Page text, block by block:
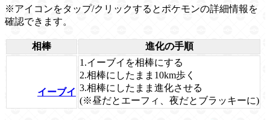
※アイコンをタップ/クリックするとポケモンの詳細情報を
確認できます。
相棒 進化の手順
イーブイ
1.イーブイを相棒にする
2.相棒にしたまま10km歩く
3.相棒にしたまま進化させる
(※昼だとエーフィ、夜だとブラッキーに)